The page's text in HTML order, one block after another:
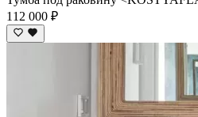
112 000 ₽